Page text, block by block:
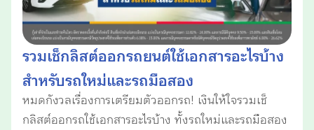
รวมเช็กลิสต์ออกรถยนต์ใช้เอกสารอะไรบ้าง
สำหรับรถใหม่และรถมือสอง
หมดกังวลเรื่องการเตรียมตัวออกรถ! เงินให้ใจรวมเช็
กลิสต์ออกรถใช้เอกสารอะไรบ้าง ทั้งรถใหม่และรถมือสอง